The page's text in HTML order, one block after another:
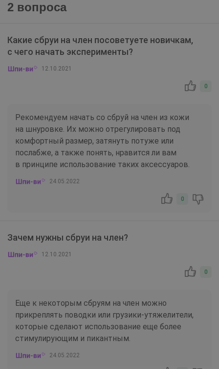
2 вопроса
Какие сбруи на член посоветуете новичкам,
с чего начать эксперименты?
12.10.2021
0
Рекомендуем начать со сбруй на член из кожи
на шнуровке. Их можно отрегулировать под
комфортный размер, затянуть потуже или
послабже, а также понять, нравится ли вам
в принципе использование таких аксессуаров.
24.05.2022
0
Зачем нужны сбруи на член?
12.10.2021
0
Еще к некоторым сбруям на член можно
прикреплять поводки или грузики-утяжелители,
которые сделают использование еще более
стимулирующим и пикантным.
24.05.2022